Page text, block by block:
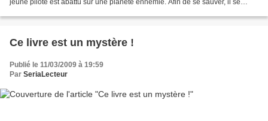
jeune pilote est abattu sur une planète ennemie. Afin de se sauver, il se
Ce livre est un mystère !
Publié le 11/03/2009 à 19:59
Par SeriaLecteur